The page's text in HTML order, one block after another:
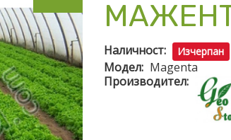
Наличност: Изчерпан
Модел: Magenta
Производител: